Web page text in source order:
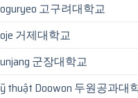
고구려대학교
거제대학교
군장대학교
thuật Doowon 두원공과대